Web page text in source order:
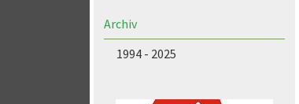
Archiv
1994 - 2025